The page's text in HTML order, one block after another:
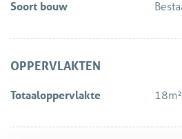
bereikbaar via openbaar vervoer
Soort bouw
OPPERVLAKTEN
Totaaloppervlakte 18m²